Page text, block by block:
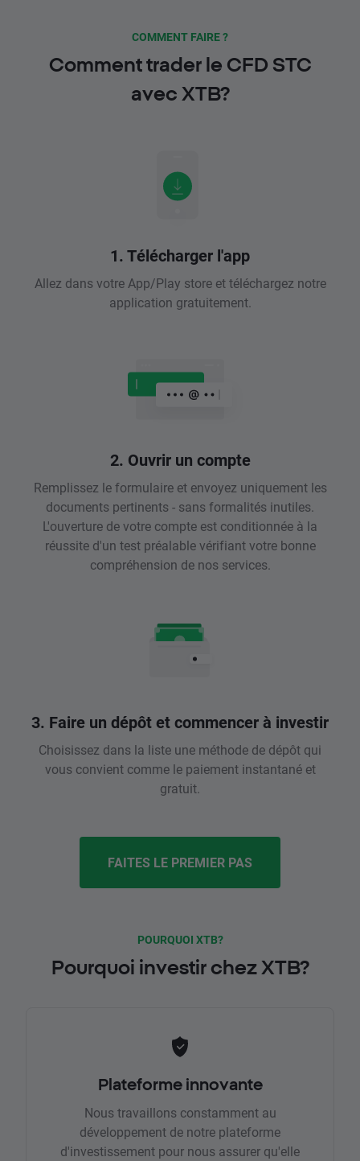
COMMENT FAIRE ?
Comment trader le CFD STC
avec XTB?
1. Télécharger l'app
Allez dans votre App/Play store et téléchargez notre
application gratuitement.
2. Ouvrir un compte
Remplissez le formulaire et envoyez uniquement les
documents pertinents - sans formalités inutiles.
L'ouverture de votre compte est conditionnée à la
réussite d'un test préalable vérifiant votre bonne
compréhension de nos services.
3. Faire un dépôt et commencer à investir
Choisissez dans la liste une méthode de dépôt qui
vous convient comme le paiement instantané et
gratuit.
FAITES LE PREMIER PAS
POURQUOI XTB?
Pourquoi investir chez XTB?
Plateforme innovante
Nous travaillons constamment au
développement de notre plateforme
d'investissement pour nous assurer qu'elle